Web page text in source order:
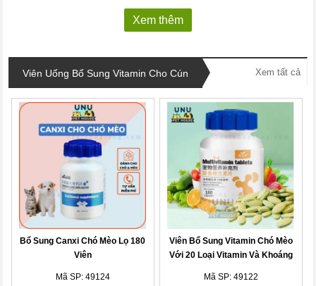
Xem thêm
Viên Uống Bổ Sung Vitamin Cho Cún Xem tất cả
Bổ Sung Canxi Chó Mèo Lọ 180
Viên
Mã SP: 49124
Viên Bổ Sung Vitamin Chó Mèo
Với 20 Loại Vitamin Và Khoáng
Mã SP: 49122